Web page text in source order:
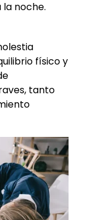
noche.
físico y
tanto